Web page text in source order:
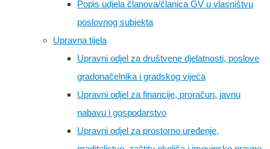
Popis udjela članova/članica GV u vlasništvu
poslovnog subjekta
Upravna tijela
Upravni odjel za društvene djelatnosti, poslove
gradonačelnika i gradskog vijeća
Upravni odjel za financije, proračun, javnu
nabavu i gospodarstvo
Upravni odjel za prostorno uređenje,